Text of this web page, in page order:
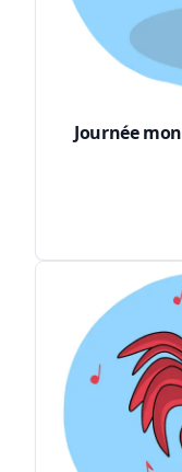
Journée